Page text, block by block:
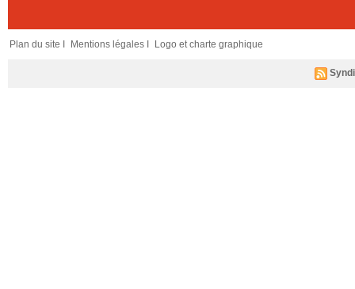
Plan du site I Mentions légales I Logo et charte graphique